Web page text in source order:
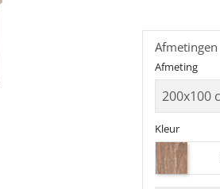
Kleur
Afmeting
Afmetingen